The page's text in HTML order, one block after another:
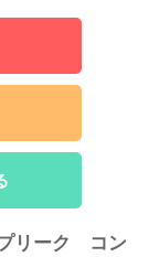
プリーク コン